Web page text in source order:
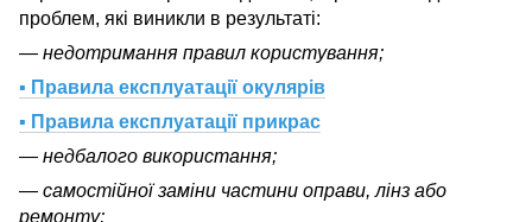
проблем, які виникли в результаті:
— недотримання правил користування;
▪ Правила експлуатації окулярів
▪ Правила експлуатації прикрас
— недбалого використання;
— самостійної заміни частини оправи, лінз або
ремонту;